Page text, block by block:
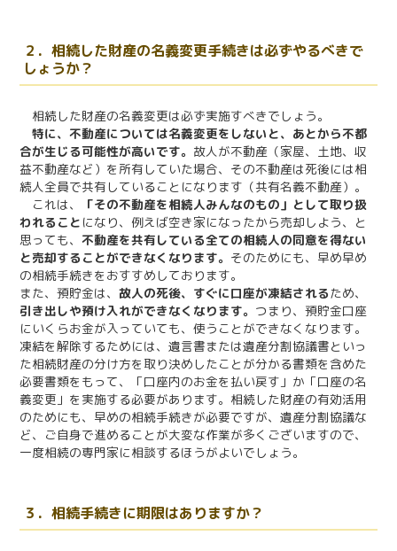
２．相続した財産の名義変更手続きは必ずやるべきで
しょうか？
相続した財産の名義変更は必ず実施すべきでしょう。
特に、不動産については名義変更をしないと、あとから不都
合が生じる可能性が高いです。 故人が不動産（家屋、土地、収
益不動産など）を所有していた場合、その不動産は死後には相
続人全員で共有していることになります（共有名義不動産）。
これは、
「その不動産を相続人みんなのもの」として取り扱
われること になり、例えば空き家になったから売却しよう、と
思っても、不動産を共有している全ての相続人の同意を得ない
と売却することができなくなります。 そのためにも、早め早め
の相続手続きをおすすめしております。
また、預貯金は、故人の死後、すぐに口座が凍結されるため、
引き出しや預け入れができなくなります。 つまり、預貯金口座
にいくらお金が入っていても、使うことができなくなります。
凍結を解除するためには、遺言書または遺産分割協議書といっ
た相続財産の分け方を取り決めしたことが分かる書類を含めた
必要書類をもって、「口座内のお金を払い戻す」か「口座の名
義変更」を実施する必要があります。相続した財産の有効活用
のためにも、早めの相続手続きが必要ですが、遺産分割協議な
ど、ご自身で進めることが大変な作業が多くございますので、
一度相続の専門家に相談するほうがよいでしょう。
３．相続手続きに期限はありますか？